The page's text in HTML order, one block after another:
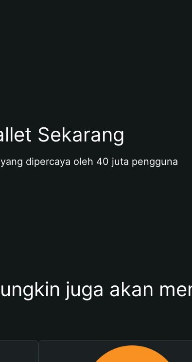
Sekarang
dipercaya oleh 40 juta pengguna
juga akan